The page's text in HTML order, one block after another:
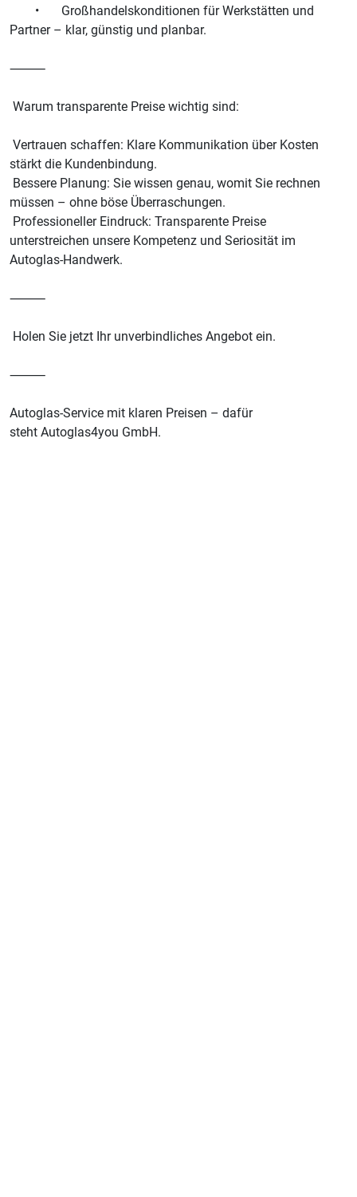
• Großhandelskonditionen für Werkstätten und
Partner – klar, günstig und planbar.
⸻
Warum transparente Preise wichtig sind:
Vertrauen schaffen: Klare Kommunikation über Kosten
stärkt die Kundenbindung.
Bessere Planung: Sie wissen genau, womit Sie rechnen
müssen – ohne böse Überraschungen.
Professioneller Eindruck: Transparente Preise
unterstreichen unsere Kompetenz und Seriosität im
Autoglas-Handwerk.
⸻
Holen Sie jetzt Ihr unverbindliches Angebot ein.
⸻
Autoglas-Service mit klaren Preisen – dafür
steht Autoglas4you GmbH.